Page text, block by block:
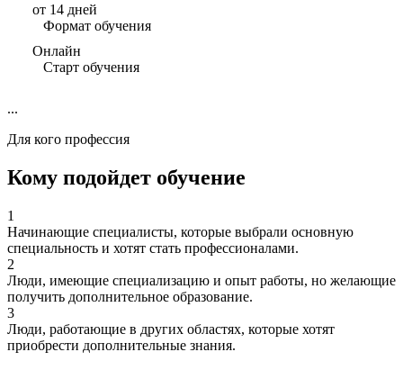
от 14 дней
Формат обучения
Онлайн
Старт обучения
...
Для кого профессия
Кому подойдет обучение
1
Начинающие специалисты, которые выбрали основную
специальность и хотят стать профессионалами.
2
Люди, имеющие специализацию и опыт работы, но желающие
получить дополнительное образование.
3
Люди, работающие в других областях, которые хотят
приобрести дополнительные знания.